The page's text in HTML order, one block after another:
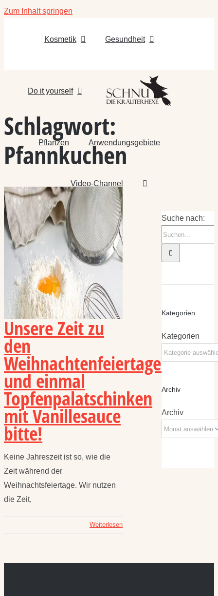
Zum Inhalt springen
Kosmetik Gesundheit
Do it yourself
Pflanzen Anwendungsgebiete
Video-Channel
Schlagwort:
Pfannkuchen
Unsere Zeit zu
den
Weihnachtenfeiertagen
und einmal
Topfenpalatschinken
mit Vanillesauce
bitte!
Keine Jahreszeit ist so, wie die
Zeit während der
Weihnachtsfeiertage. Wir nutzen
die Zeit,
Weiterlesen
Suche nach:
Kategorien
Kategorien
Archiv
Archiv